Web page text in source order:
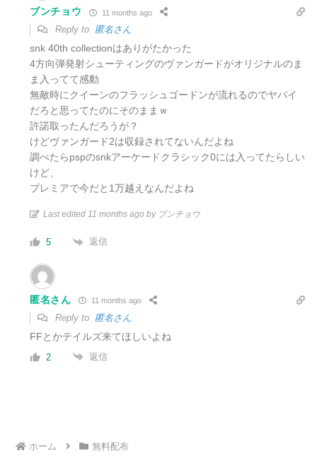
ブンチョウ 11 months ago
Reply to 匿名さん
snk 40th collectionはありがたかった
4方向弾発射シューティングのヴァンガードがオリジナルのま
ま入ってて感動
無敵時にクイーンのフラッシュゴードンが流れるのでヤバイ
だろと思ってたのにそのままｗ
許諾取ったんだろうが？
けどヴァンガード2は収録されてないんだよね
調べたらpspのsnkアーケードクラシック0には入ってたらしい
けど、
プレミアで今だと1万越えなんだよね
Last edited 11 months ago by ブンチョウ
5 返信
匿名さん 11 months ago
Reply to 匿名さん
FFとかテイルズ来てほしいよね
2 返信
ホーム 無料配布